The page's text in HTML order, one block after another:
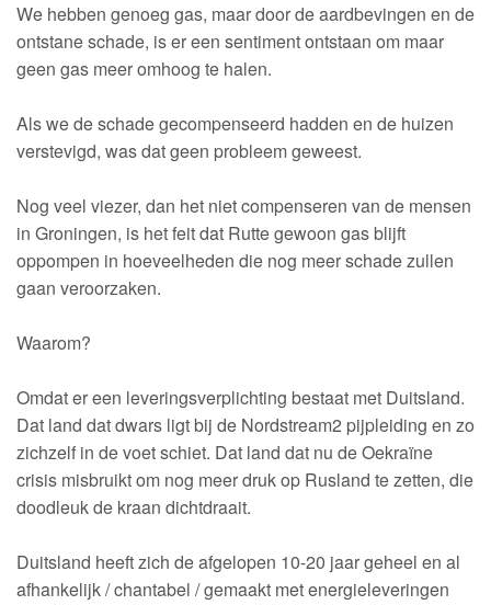
We hebben genoeg gas, maar door de aardbevingen en de
ontstane schade, is er een sentiment ontstaan om maar
geen gas meer omhoog te halen.
Als we de schade gecompenseerd hadden en de huizen
verstevigd, was dat geen probleem geweest.
Nog veel viezer, dan het niet compenseren van de mensen
in Groningen, is het feit dat Rutte gewoon gas blijft
oppompen in hoeveelheden die nog meer schade zullen
gaan veroorzaken.
Waarom?
Omdat er een leveringsverplichting bestaat met Duitsland.
Dat land dat dwars ligt bij de Nordstream2 pijpleiding en zo
zichzelf in de voet schiet. Dat land dat nu de Oekraïne
crisis misbruikt om nog meer druk op Rusland te zetten, die
doodleuk de kraan dichtdraait.
Duitsland heeft zich de afgelopen 10-20 jaar geheel en al
afhankelijk / chantabel / gemaakt met energieleveringen